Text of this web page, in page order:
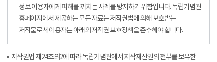
정보 이용자에게 피해를 끼치는 사례를 방지하기 위함입니다. 독립기념관
홈페이지에서 제공하는 모든 자료는 저작권법에 의해 보호받는
저작물로서 이용자는 아래의 저작권 보호정책을 준수해야 합니다.
저작권법 제24조의2에 따라 독립기념관에서 저작재산권의 전부를 보유한